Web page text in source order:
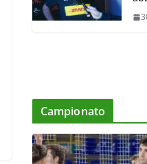
Campionato